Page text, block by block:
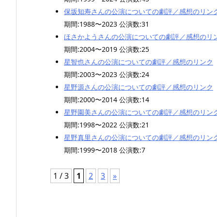
保坂知寿さんの公演についての劇評／感想のリン
期間:1988〜2023 公演数:31
ほさかようさんの公演についての劇評／感想のリ
期間:2004〜2019 公演数:25
星智也さんの公演についての劇評／感想のリンク
期間:2003〜2023 公演数:24
星野源さんの公演についての劇評／感想のリンク
期間:2000〜2014 公演数:14
星野園美さんの公演についての劇評／感想のリン
期間:1998〜2022 公演数:21
星野真里さんの公演についての劇評／感想のリン
期間:1999〜2018 公演数:7
1 / 3 1 2 3 »